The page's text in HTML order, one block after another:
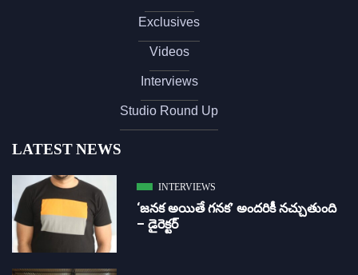
Exclusives
Videos
Interviews
Studio Round Up
LATEST NEWS
INTERVIEWS
‘జ‌న‌క అయితే గ‌న‌క‌’ అందరికీ నచ్చుతుంది
– డైరెక్ట‌ర్